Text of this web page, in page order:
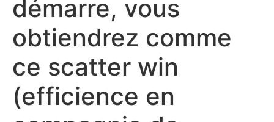
démarre, vous
obtiendrez comme
ce scatter win
(efficience en